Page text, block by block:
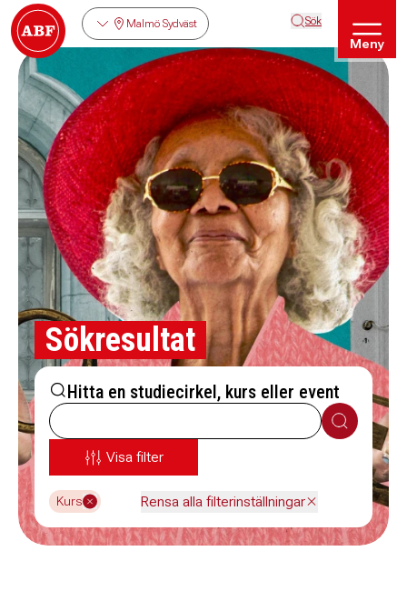
Malmö Sydväst Sök
Meny
Sökresultat
Hitta en studiecirkel, kurs eller event
Sök
Visa filter
Kurs Rensa alla filterinställningar